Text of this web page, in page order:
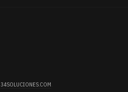
34SOLUCIONES.COM.